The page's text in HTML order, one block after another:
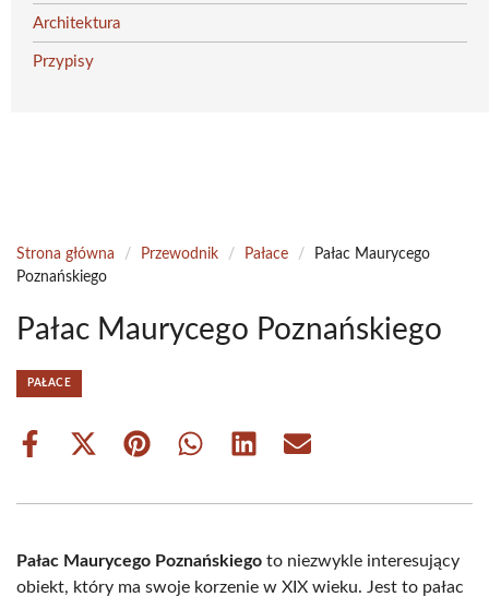
Architektura
Przypisy
Strona główna / Przewodnik / Pałace /
Pałac Maurycego
Poznańskiego
Pałac Maurycego Poznańskiego
PAŁACE
Share
Share
(Twitter)
Share Share Share Share
Pałac Maurycego Poznańskiego to niezwykle interesujący
obiekt, który ma swoje korzenie w XIX wieku. Jest to pałac